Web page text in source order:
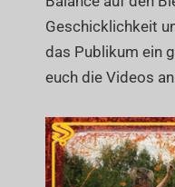
Geschicklichkeit
das Publikum ein
euch die Videos